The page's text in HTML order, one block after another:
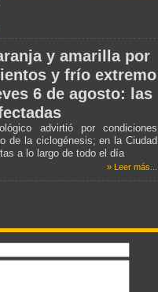
y amarilla por
y frío extremo
6 de agosto: las
advirtió por condiciones
de la ciclogénesis; en la Ciudad
a lo largo de todo el día
» Leer más...